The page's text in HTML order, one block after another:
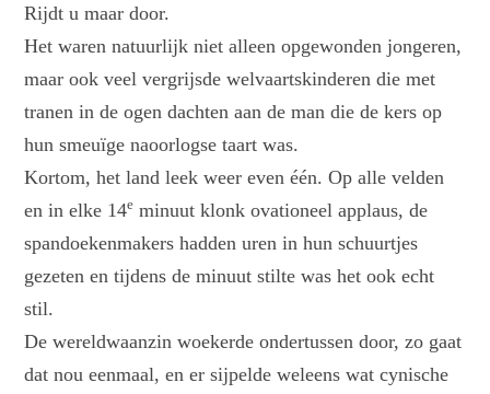
Rijdt u maar door.
Het waren natuurlijk niet alleen opgewonden jongeren,
maar ook veel vergrijsde welvaartskinderen die met
tranen in de ogen dachten aan de man die de kers op
hun smeuïge naoorlogse taart was.
Kortom, het land leek weer even één. Op alle velden
en in elke 14e minuut klonk ovationeel applaus, de
spandoekenmakers hadden uren in hun schuurtjes
gezeten en tijdens de minuut stilte was het ook echt
stil.
De wereldwaanzin woekerde ondertussen door, zo gaat
dat nou eenmaal, en er sijpelde weleens wat cynische